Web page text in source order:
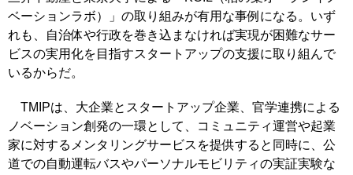
ベーションラボ）」の取り組みが有用な事例になる。いず
れも、自治体や行政を巻き込まなければ実現が困難なサー
ビスの実用化を目指すスタートアップの支援に取り組んで
いるからだ。
TMIPは、大企業とスタートアップ企業、官学連携による
ノベーション創発の一環として、コミュニティ運営や起業
家に対するメンタリングサービスを提供すると同時に、公
道での自動運転バスやパーソナルモビリティの実証実験な